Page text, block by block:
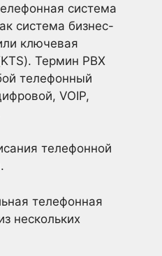
система
система бизнес-
ключевая
Термин PBX
телефонный
VOIP,
телефонной
телефонная
нескольких